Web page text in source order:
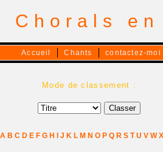
Chorals
Accueil Chants contactez-moi
Mode de classement :
A B C D E F G H J K L M N O P Q R S T U V W X